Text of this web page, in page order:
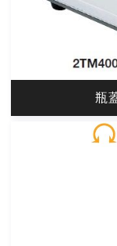
瓶